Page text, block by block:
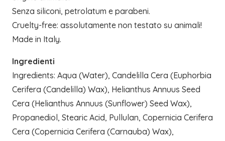
Senza siliconi, petrolatum e parabeni.
Cruelty-free: assolutamente non testato su animali!
Made in Italy.
Ingredienti
Ingredients: Aqua (Water), Candelilla Cera (Euphorbia
Cerifera (Candelilla) Wax), Helianthus Annuus Seed
Cera (Helianthus Annuus (Sunflower) Seed Wax),
Propanediol, Stearic Acid, Pullulan, Copernicia Cerifera
Cera (Copernicia Cerifera (Carnauba) Wax),